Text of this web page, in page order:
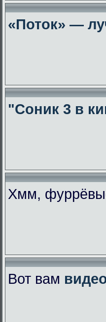
«Поток» —
"Соник 3 в
Хмм,
Вот вам